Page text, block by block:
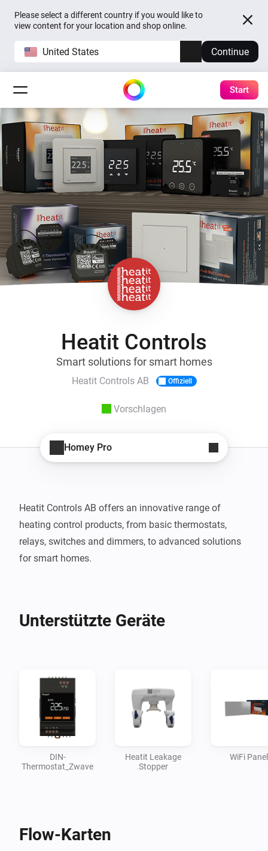
Please select a different country if you would like to
view content for your location and shop online.
United States Continue
Start
Heatit Controls
Smart solutions for smart homes
Heatit Controls AB Offiziell
Vorschlagen
Homey Pro
Heatit Controls AB offers an innovative range of
heating control products, from basic thermostats,
relays, switches and dimmers, to advanced solutions
Unterstützte Geräte
DIN-
Thermostat_Zwave
Heatit Leakage
Stopper
WiFi Panel
Flow-Karten